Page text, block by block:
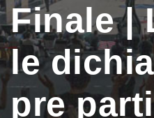
Finale |
le
pre